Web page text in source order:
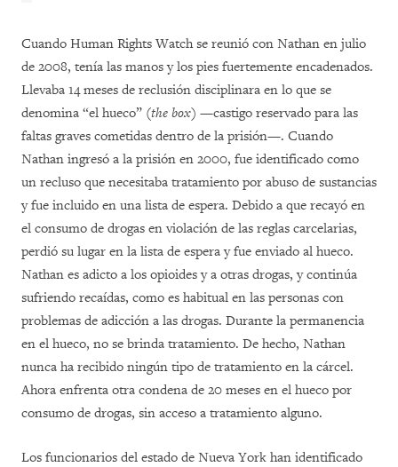
Cuando Human Rights Watch se reunió con Nathan en julio
de 2008, tenía las manos y los pies fuertemente encadenados.
Llevaba 14 meses de reclusión disciplinara en lo que se
denomina “el hueco” (the box) —castigo reservado para las
faltas graves cometidas dentro de la prisión—. Cuando
Nathan ingresó a la prisión en 2000, fue identificado como
un recluso que necesitaba tratamiento por abuso de sustancias
y fue incluido en una lista de espera. Debido a que recayó en
el consumo de drogas en violación de las reglas carcelarias,
perdió su lugar en la lista de espera y fue enviado al hueco.
Nathan es adicto a los opioides y a otras drogas, y continúa
sufriendo recaídas, como es habitual en las personas con
problemas de adicción a las drogas. Durante la permanencia
en el hueco, no se brinda tratamiento. De hecho, Nathan
nunca ha recibido ningún tipo de tratamiento en la cárcel.
Ahora enfrenta otra condena de 20 meses en el hueco por
consumo de drogas, sin acceso a tratamiento alguno.
Los funcionarios del estado de Nueva York han identificado